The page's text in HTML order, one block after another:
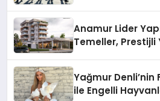
Anamur Lider
Temeller, Prestijli
Yağmur
ile Engelli